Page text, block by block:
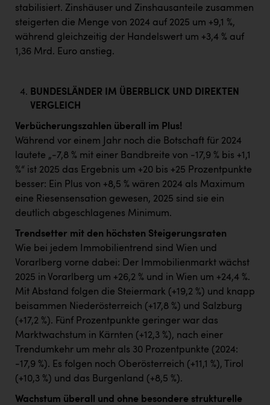
stabilisiert. Zinshäuser und Zinshausanteile zusammen
steigerten die Menge von 2024 auf 2025 um +9,1 %,
während gleichzeitig der Handelswert um +3,4 % auf
1,36 Mrd. Euro anstieg.
BUNDESLÄNDER IM ÜBERBLICK UND DIREKTEN
VERGLEICH
Verbücherungszahlen überall im Plus!
Während vor einem Jahr noch die Botschaft für 2024
lautete „-7,8 % mit einer Bandbreite von -17,9 % bis +1,1
%“ ist 2025 das Ergebnis um +20 bis +25 Prozentpunkte
besser: Ein Plus von +8,5 % wären 2024 als Maximum
eine Riesensensation gewesen, 2025 sind sie ein
deutlich abgeschlagenes Minimum.
Trendsetter mit den höchsten Steigerungsraten
Wie bei jedem Immobilientrend sind Wien und
Vorarlberg vorne dabei: Der Immobilienmarkt wächst
2025 in Vorarlberg um +26,2 % und in Wien um +24,4 %.
Mit Abstand folgen die Steiermark (+19,2 %) und knapp
beisammen Niederösterreich (+17,8 %) und Salzburg
(+17,2 %). Fünf Prozentpunkte geringer war das
Marktwachstum in Kärnten (+12,3 %), nach einer
Trendumkehr um mehr als 30 Prozentpunkte (2024:
-17,9 %). Es folgen noch Oberösterreich (+11,1 %), Tirol
(+10,3 %) und das Burgenland (+8,5 %).
Wachstum überall und ohne besondere strukturelle